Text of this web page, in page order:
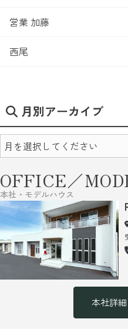
営業 加藤
西尾
月別アーカイブ
OFFICE／
本社・モデルハウス
本社詳